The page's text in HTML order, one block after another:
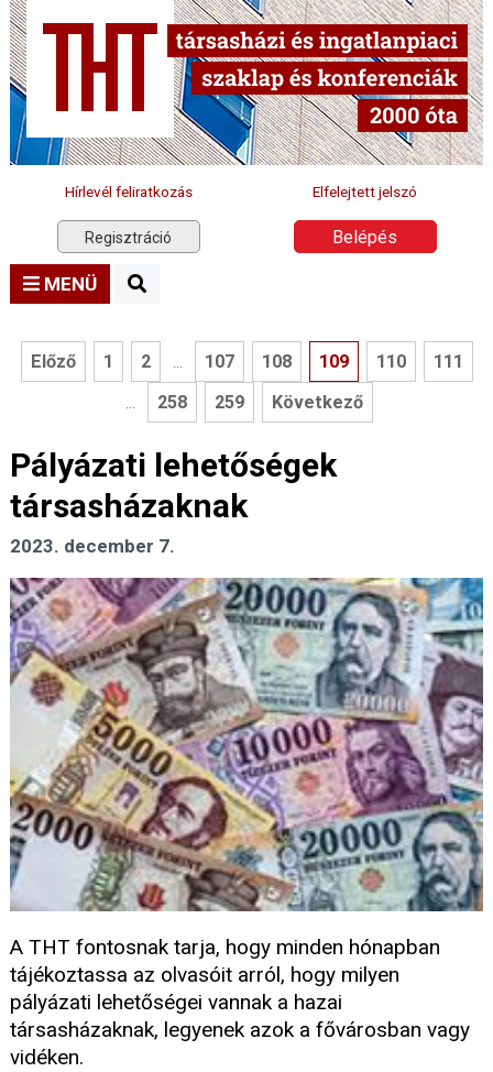
Hírlevél feliratkozás Elfelejtett jelszó
Regisztráció Belépés
MENÜ
Előző 1 2 ... 107 108 109 110 111
... 258 259 Következő
Pályázati lehetőségek
társasházaknak
2023. december 7.
A THT fontosnak tarja, hogy minden hónapban
tájékoztassa az olvasóit arról, hogy milyen
pályázati lehetőségei vannak a hazai
társasházaknak, legyenek azok a fővárosban vagy
vidéken.